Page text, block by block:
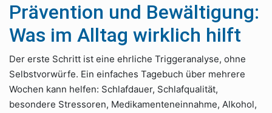
Prävention und Bewältigung:
Was im Alltag wirklich hilft
Der erste Schritt ist eine ehrliche Triggeranalyse, ohne
Selbstvorwürfe. Ein einfaches Tagebuch über mehrere
Wochen kann helfen: Schlafdauer, Schlafqualität,
besondere Stressoren, Medikamenteneinnahme, Alkohol,